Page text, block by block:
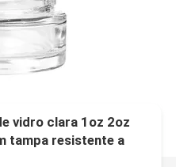
vidro clara 1oz 2oz
tampa resistente a
à prova de cheiro